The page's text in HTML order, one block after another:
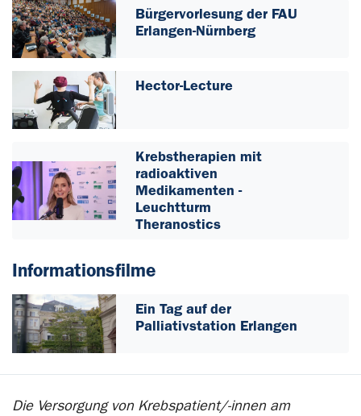
Bürgervorlesung der FAU
Erlangen-Nürnberg
Hector-Lecture
Krebstherapien mit
radioaktiven
Medikamenten -
Leuchtturm
Theranostics
Informationsfilme
Ein Tag auf der
Palliativstation Erlangen
Die Versorgung von Krebspatient/-innen am